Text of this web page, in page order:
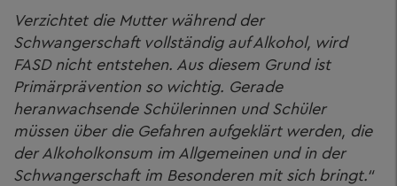
Verzichtet die Mutter während der
Schwangerschaft vollständig auf Alkohol, wird
FASD nicht entstehen. Aus diesem Grund ist
Primärprävention so wichtig. Gerade
heranwachsende Schülerinnen und Schüler
müssen über die Gefahren aufgeklärt werden, die
der Alkoholkonsum im Allgemeinen und in der
Schwangerschaft im Besonderen mit sich bringt.“